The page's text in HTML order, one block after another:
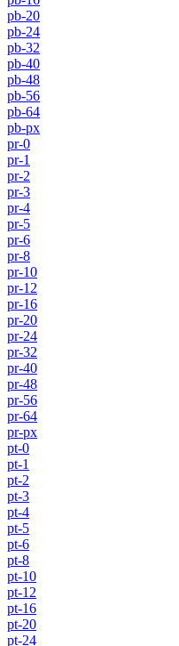
pb-20
pb-24
pb-32
pb-40
pb-48
pb-56
pb-64
pb-px
pr-0
pr-1
pr-2
pr-3
pr-4
pr-5
pr-6
pr-8
pr-10
pr-12
pr-16
pr-20
pr-24
pr-32
pr-40
pr-48
pr-56
pr-64
pr-px
pt-0
pt-1
pt-2
pt-3
pt-4
pt-5
pt-6
pt-8
pt-10
pt-12
pt-16
pt-20
pt-24